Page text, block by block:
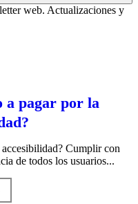
a pagar por la
accesibilidad? Cumplir con
de todos los usuarios...